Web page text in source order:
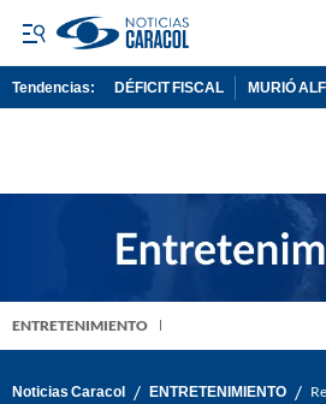
Tendencias: DÉFICIT FISCAL MURIÓ
ENTRETENIMIENTO
Noticias Caracol / ENTRETENIMIENTO /